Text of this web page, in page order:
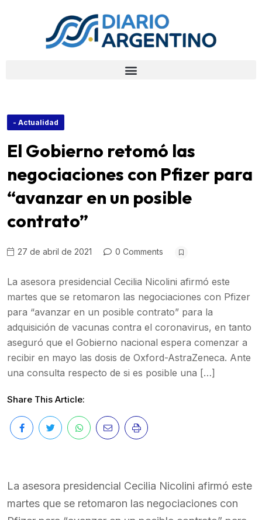
- Actualidad
El Gobierno retomó las
negociaciones con Pfizer para
“avanzar en un posible
contrato”
27 de abril de 2021 0 Comments
La asesora presidencial Cecilia Nicolini afirmó este
martes que se retomaron las negociaciones con Pfizer
para “avanzar en un posible contrato” para la
adquisición de vacunas contra el coronavirus, en tanto
aseguró que el Gobierno nacional espera comenzar a
recibir en mayo las dosis de Oxford-AstraZeneca. Ante
una consulta respecto de si es posible una […]
Share This Article:
La asesora presidencial Cecilia Nicolini afirmó este
martes que se retomaron las negociaciones con